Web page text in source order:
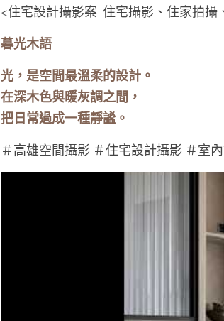
<住宅設計攝影案-住宅攝影、住家拍攝
暮光木語
光，是空間最溫柔的設計。
在深木色與暖灰調之間，
把日常過成一種靜謐。
＃高雄空間攝影 ＃住宅設計攝影 ＃室